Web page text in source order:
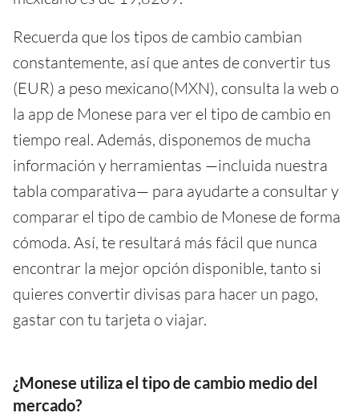
Recuerda que los tipos de cambio cambian
constantemente, así que antes de convertir tus
(EUR) a peso mexicano(MXN), consulta la web o
la app de Monese para ver el tipo de cambio en
tiempo real. Además, disponemos de mucha
información y herramientas —incluida nuestra
tabla comparativa— para ayudarte a consultar y
comparar el tipo de cambio de Monese de forma
cómoda. Así, te resultará más fácil que nunca
encontrar la mejor opción disponible, tanto si
quieres convertir divisas para hacer un pago,
gastar con tu tarjeta o viajar.
¿Monese utiliza el tipo de cambio medio del
mercado?